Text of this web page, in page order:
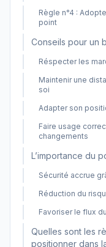
Règle n°4 :
point
Conseils pour un
Réspecter les
Maintenir une
soi
Adapter son
Faire usage
changements
L’importance du
Sécurité accrue
Réduction du
Favoriser le flux
Quelles sont les
positionner dans